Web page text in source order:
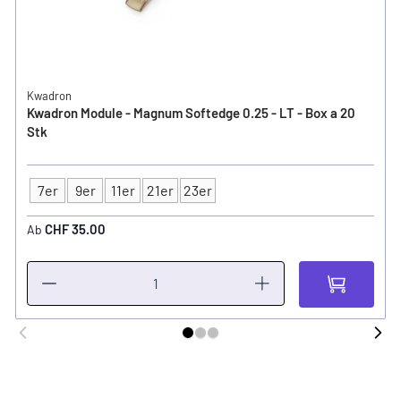
Kwadron
Kwadron Module - Magnum Softedge 0.25 - LT - Box a 20
Stk
Typ
7er 9er 11er 21er 23er
Ab CHF 35.00